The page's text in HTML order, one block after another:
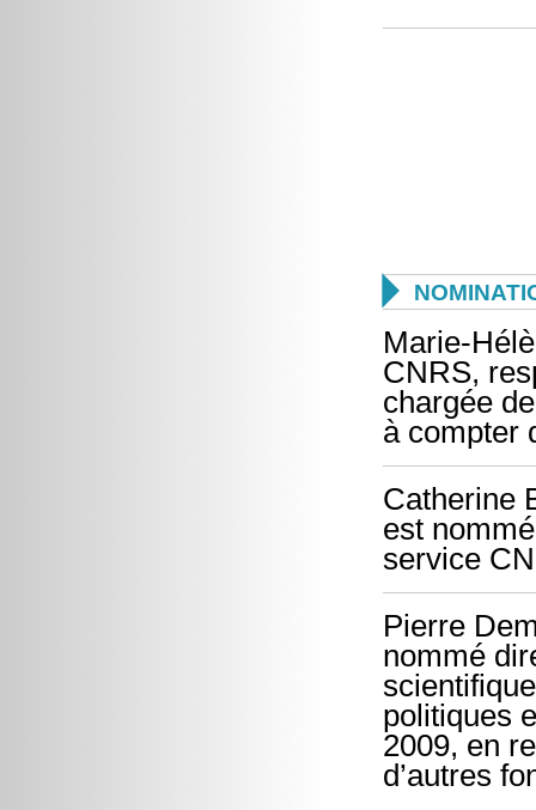

Marie-
CNRS,
chargée
à compter
Catherine
est
service
Pierre
nommé
politiques
2009, en
d’autres